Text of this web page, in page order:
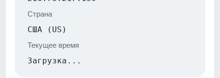
Страна
США (US)
Текущее время
Загрузка...